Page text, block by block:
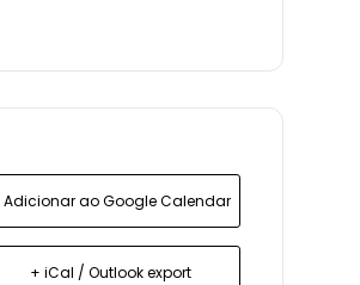
Adicionar ao Google Calendar
+ iCal / Outlook export